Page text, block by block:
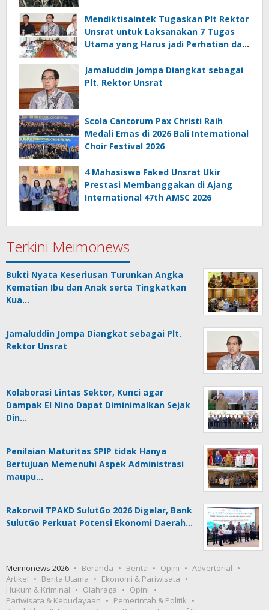
Pangan
Mendiktisaintek Tugaskan Plt Rektor
Unsrat untuk Laksanakan 7 Tugas
Utama yang Harus jadi Perhatian dan
Jamaluddin Jompa Diangkat sebagai
Plt. Rektor Unsrat
Scola Cantorum Pax Christi Raih
Medali Emas di 2026 Bali International
Choir Festival 2026
4 Mahasiswa Faked Unsrat Ukir
Prestasi Membanggakan di Ajang
International 47th AMSC 2026
Terkini Meimonews
Bukti Nyata Keseriusan Turunkan Angka
Kematian Ibu dan Anak serta Tingkatkan
Kua…
Jamaluddin Jompa Diangkat sebagai Plt.
Rektor Unsrat
Kolaborasi Lintas Sektor, Kunci agar
Dampak El Nino Dapat Diminimalkan Sejak
Din…
Penilaian Maturitas SPIP tidak Hanya
Bertujuan Memenuhi Aspek Administrasi
maupu…
Rakorwil TPAKD SulutGo 2026 Digelar, Bank
SulutGo Perkuat Potensi Ekonomi Daerah…
Meimonews 2026 Beranda Berita Opini
Advertorial
Artikel
Berita Utama
Ekonomi & Pariwisata
Hukum & Kriminal
Olahraga
Opini
Pariwisata & Kebudayaan
Pemerintah & Politik